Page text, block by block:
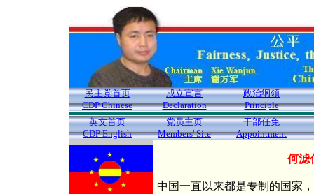
民主党首页
CDP Chinese
成立宣言
Declaration
政治纲领
Principle
英文首页
CDP English
党员主页
Members' Site
干部任免
Appointment
何滤
中国一直以来都是专制的国家